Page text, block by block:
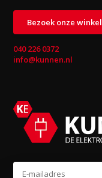
Bezoek onze winkel
040 226 0372
info@kunnen.nl